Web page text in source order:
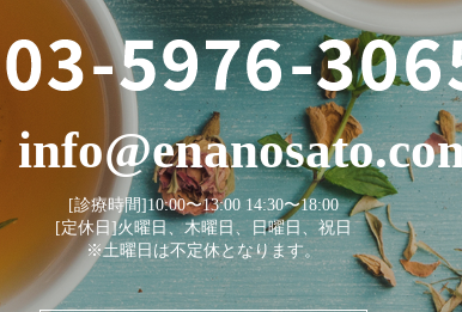
[診療時間]10:00〜13:00 14:30〜18:00
[定休日]火曜日、木曜日、日曜日、祝日
※土曜日は不定休となります。